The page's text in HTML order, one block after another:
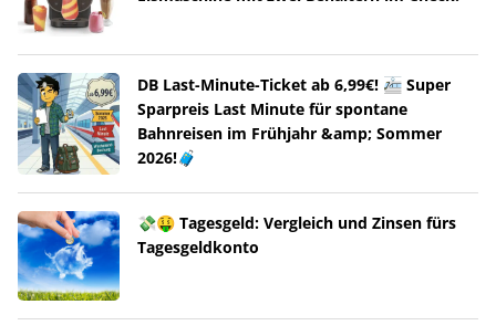
DB Last-Minute-Ticket ab 6,99€! 🚈 Super
Sparpreis Last Minute für spontane
Bahnreisen im Frühjahr &amp; Sommer
2026!🧳
💸🤑 Tagesgeld: Vergleich und Zinsen fürs
Tagesgeldkonto